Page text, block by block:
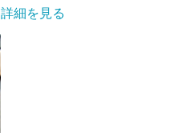
詳細を見る